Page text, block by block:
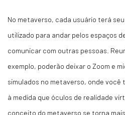
No metaverso, cada usuário terá
utilizado para andar pelos espaços
comunicar com outras pessoas.
exemplo, poderão deixar o Zoom e
simulados no metaverso, onde você
à medida que óculos de realidade
conceito do metaverso se torna